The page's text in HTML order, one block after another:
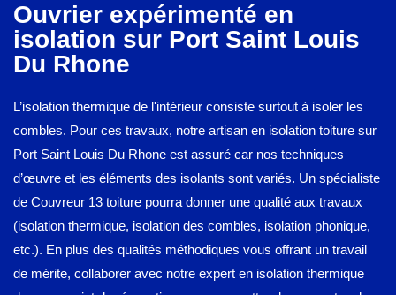
Ouvrier expérimenté en
isolation sur Port Saint Louis
Du Rhone
L’isolation thermique de l'intérieur consiste surtout à isoler les
combles. Pour ces travaux, notre artisan en isolation toiture sur
Port Saint Louis Du Rhone est assuré car nos techniques
d’œuvre et les éléments des isolants sont variés. Un spécialiste
de Couvreur 13 toiture pourra donner une qualité aux travaux
(isolation thermique, isolation des combles, isolation phonique,
etc.). En plus des qualités méthodiques vous offrant un travail
de mérite, collaborer avec notre expert en isolation thermique